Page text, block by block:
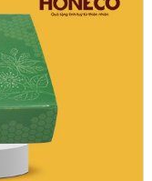
ĐĂNG KÝ